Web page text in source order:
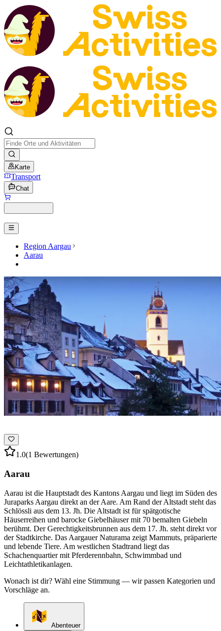
Karte
Transport
Chat
Region Aargau
Aarau
1.0(1 Bewertungen)
Aarau
Aarau ist die Hauptstadt des Kantons Aargau und liegt im Süden des
Juraparks Aargau direkt an der Aare. Am Rand der Altstadt steht das
Schlössli aus dem 13. Jh. Die Altstadt ist für spätgotische
Häuserreihen und barocke Giebelhäuser mit 70 bemalten Giebeln
berühmt. Der Gerechtigkeitsbrunnen aus dem 17. Jh. steht direkt vor
der Stadtkirche. Das Aargauer Naturama zeigt Mammuts, präparierte
und lebende Tiere. Am westlichen Stadtrand liegt das
Schachenquartier mit Pferderennbahn, Schwimmbad und
Leichtathletikanlagen.
Wonach ist dir? Wähl eine Stimmung — wir passen Kategorien und
Vorschläge an.
Abenteuer